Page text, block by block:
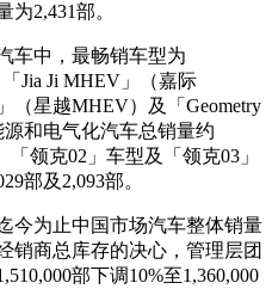
2,431部。
车中，最畅销车型为
Jia Ji MHEV」（嘉际
（星越MHEV）及「Geometry
和电气化汽车总销量约
领克02」车型及「领克03」
部及2,093部。
今为止中国市场汽车整体销量
销商总库存的决心，管理层团
部下调10%至1,360,000